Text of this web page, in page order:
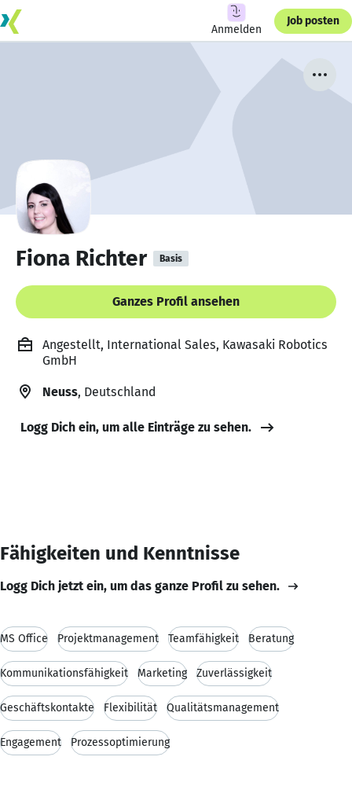
Anmelden
Job posten
Fiona Richter Basis
Ganzes Profil ansehen
Angestellt, International Sales, Kawasaki Robotics
GmbH
Neuss, Deutschland
Logg Dich ein, um alle Einträge zu sehen.
Fähigkeiten und Kenntnisse
Logg Dich jetzt ein, um das ganze Profil zu sehen.
MS Office Projektmanagement Teamfähigkeit Beratung
Kommunikationsfähigkeit Marketing Zuverlässigkeit
Geschäftskontakte Flexibilität Qualitätsmanagement
Engagement Prozessoptimierung